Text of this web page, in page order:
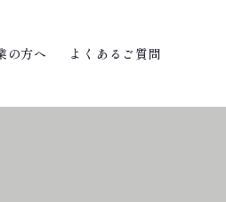
の方へ よくあるご質問